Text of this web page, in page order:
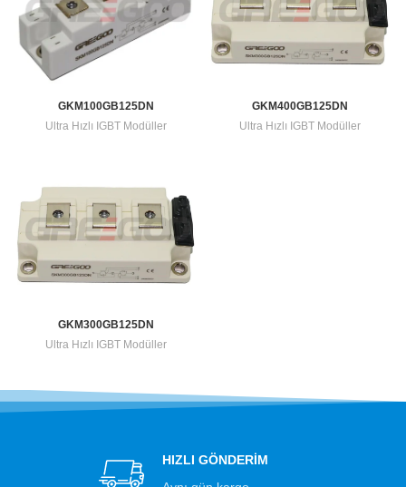
GKM100GB125DN
Ultra Hızlı IGBT Modüller
GKM400GB125DN
Ultra Hızlı IGBT Modüller
GKM300GB125DN
Ultra Hızlı IGBT Modüller
HIZLI GÖNDERİM